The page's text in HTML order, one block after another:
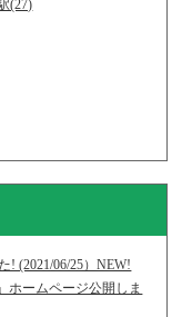
(27)
! (2021/06/25）NEW!
ホームページ公開しま